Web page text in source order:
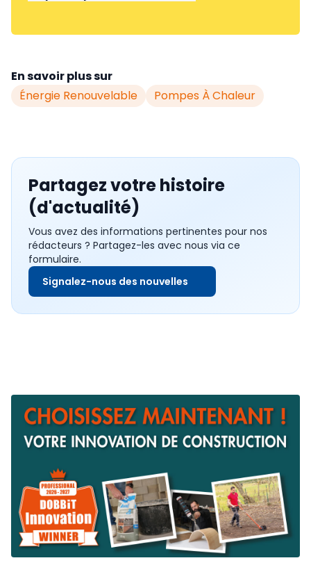
En savoir plus sur
Énergie Renouvelable
Pompes À Chaleur
Partagez votre histoire
(d'actualité)
Vous avez des informations pertinentes pour nos
rédacteurs ? Partagez-les avec nous via ce
formulaire.
Signalez-nous des nouvelles